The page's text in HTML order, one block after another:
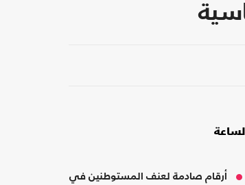
أرقام صادمة لعنف المستوطنين في